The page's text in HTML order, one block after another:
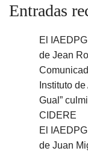
Entradas
El
de Jean
Instituto
Gual”
CIDERE
El
de Juan